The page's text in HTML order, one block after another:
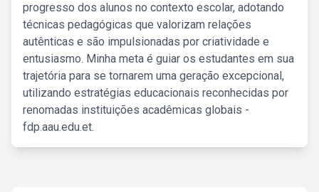
progresso dos alunos no contexto escolar, adotando
técnicas pedagógicas que valorizam relações
autênticas e são impulsionadas por criatividade e
entusiasmo. Minha meta é guiar os estudantes em sua
trajetória para se tornarem uma geração excepcional,
utilizando estratégias educacionais reconhecidas por
renomadas instituições acadêmicas globais -
fdp.aau.edu.et.